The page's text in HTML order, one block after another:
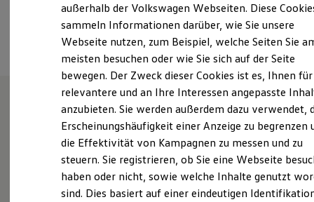
Economy Service
Räder & Reifen Service
Ersatzfahrzeuge
Notdienst und Pannenhilfe
Software, Konnektivität & Apps
California App
VW Connect für Ihren ID. Buzz
VW Connect für Ihren Transporter/Caravelle
VW Connect für Ihren Amarok
VW Connect für andere Modelle
Connect Pro
Fleet Interface Data
Multistop Pathfinder
Übersicht Software Updates
Hilfreiches für Besitzer
Termin vereinbaren
Unsere Leistungenim
Überblick
Service
außerhalb der Volkswagen Webseiten. Diese
sammeln Informationen darüber, wie Sie unsere
Webseite nutzen, zum Beispiel, welche Seiten Sie
meisten besuchen oder wie Sie sich auf der Seite
bewegen. Der Zweck dieser Cookies ist es, Ihnen für
relevantere und an Ihre Interessen angepasste
anzubieten. Sie werden außerdem dazu verwendet,
Erscheinungshäufigkeit einer Anzeige zu begrenzen
die Effektivität von Kampagnen zu messen und zu
steuern. Sie registrieren, ob Sie eine Webseite
haben oder nicht, sowie welche Inhalte genutzt
sind. Dies basiert auf einer eindeutigen